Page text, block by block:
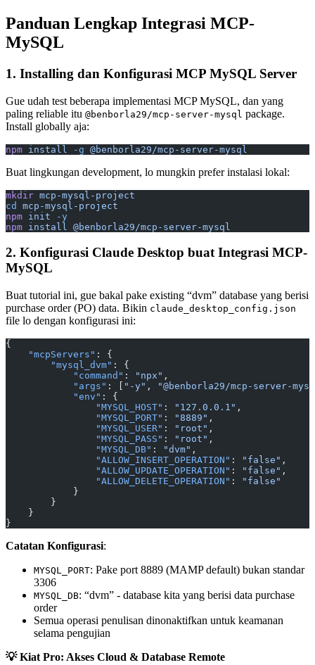
Panduan Lengkap Integrasi MCP-
MySQL
1. Installing dan Konfigurasi MCP MySQL Server
Gue udah test beberapa implementasi MCP MySQL, dan yang
paling reliable itu @benborla29/mcp-server-mysql package.
Install globally aja:
npm install -g @benborla29/mcp-server-mysql
Buat lingkungan development, lo mungkin prefer instalasi lokal:
mkdir mcp-mysql-project
cd
mcp-mysql-project
npm init -y
npm install @benborla29/mcp-server-mysql
2. Konfigurasi Claude Desktop buat Integrasi MCP-
MySQL
Buat tutorial ini, gue bakal pake existing “dvm” database yang berisi
purchase order (PO) data. Bikin claude_desktop_config.json
file lo dengan konfigurasi ini:
{
    "mcpServers"
: {
        "mysql_dvm"
: {
            "command"
: "npx" ,
            "args"
: [ "-y" ,
"@benborla29/mcp-server-
            "env"
: {
                "MYSQL_HOST"
: "127.0.0.1" ,
                "MYSQL_PORT"
: "8889" ,
                "MYSQL_USER"
: "root" ,
                "MYSQL_PASS"
: "root" ,
                "MYSQL_DB"
: "dvm" ,
                "ALLOW_INSERT_OPERATION"
: "false" ,
                "ALLOW_UPDATE_OPERATION"
: "false" ,
                "ALLOW_DELETE_OPERATION"
:
"false"
            }
        }
    }
}
Catatan Konfigurasi:
MYSQL_PORT: Pake port 8889 (MAMP default) bukan standar
3306
MYSQL_DB: “dvm” - database kita yang berisi data purchase
order
Semua operasi penulisan dinonaktifkan untuk keamanan
selama pengujian
💡 Kiat Pro: Akses Cloud & Database Remote